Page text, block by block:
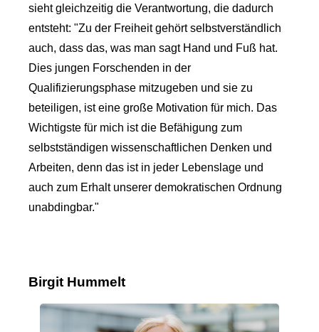
sieht gleichzeitig die Verantwortung, die dadurch
entsteht: "Zu der Freiheit gehört selbstverständlich
auch, dass das, was man sagt Hand und Fuß hat.
Dies jungen Forschenden in der
Qualifizierungsphase mitzugeben und sie zu
beteiligen, ist eine große Motivation für mich. Das
Wichtigste für mich ist die Befähigung zum
selbstständigen wissenschaftlichen Denken und
Arbeiten, denn das ist in jeder Lebenslage und
auch zum Erhalt unserer demokratischen Ordnung
unabdingbar."
Birgit Hummelt